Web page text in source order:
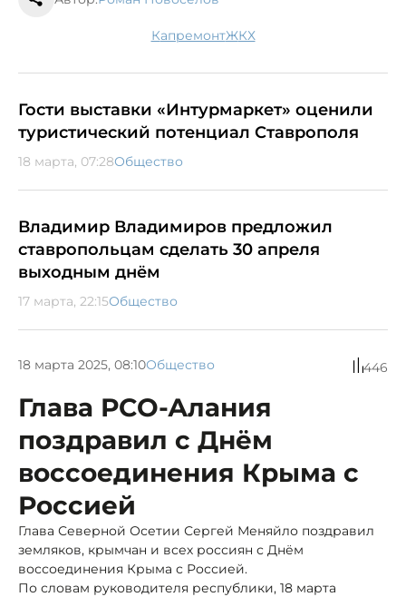
капремонт ЖКХ
Гости выставки «Интурмаркет» оценили
туристический потенциал Ставрополя
18 марта, 07:28Общество
Владимир Владимиров предложил
ставропольцам сделать 30 апреля
выходным днём
17 марта, 22:15Общество
18 марта 2025, 08:10Общество 446
Глава РСО-Алания
поздравил с Днём
воссоединения Крыма с
Россией
Глава Северной Осетии Сергей Меняйло поздравил
земляков, крымчан и всех россиян с Днём
воссоединения Крыма с Россией.
По словам руководителя республики, 18 марта